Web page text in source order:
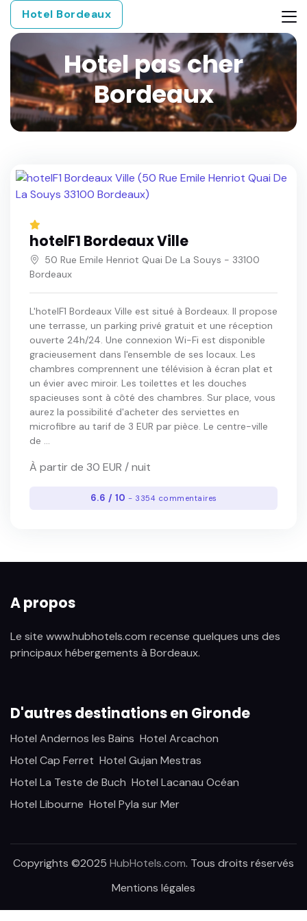
Hotel Bordeaux
Hotel pas cher
Bordeaux
hotelF1 Bordeaux Ville
50 Rue Emile Henriot Quai De La Souys - 33100
Bordeaux
L'hotelF1 Bordeaux Ville est situé à Bordeaux. Il propose
une terrasse, un parking privé gratuit et une réception
ouverte 24h/24. Une connexion Wi-Fi est disponible
gracieusement dans l'ensemble de ses locaux. Les
chambres comprennent une télévision à écran plat et
un évier avec miroir. Les toilettes et les douches
spacieuses sont à côté des chambres. Sur place, vous
aurez la possibilité d'acheter des serviettes en
microfibre au tarif de 3 EUR par pièce. Le centre-ville
de ...
À partir de 30 EUR / nuit
6.6 / 10 - 3354 commentaires
A propos
Le site www.hubhotels.com recense quelques uns des
principaux hébergements à Bordeaux.
D'autres destinations en Gironde
Hotel Andernos les Bains Hotel Arcachon
Hotel Cap Ferret Hotel Gujan Mestras
Hotel La Teste de Buch Hotel Lacanau Océan
Hotel Libourne Hotel Pyla sur Mer
Copyrights ©2025 HubHotels.com. Tous droits réservés
Mentions légales